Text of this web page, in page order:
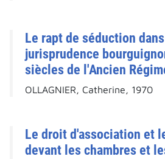
Le rapt de séduction
jurisprudence
siècles de l'Ancien
OLLAGNIER, Catherine, 1970
Le droit d'association et
devant les chambres et